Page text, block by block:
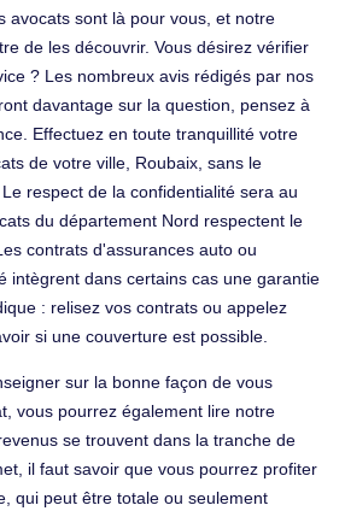
avocats sont là pour vous, et notre
de les découvrir. Vous désirez vérifier
? Les nombreux avis rédigés par nos
davantage sur la question, pensez à
Effectuez en toute tranquillité votre
de votre ville, Roubaix, sans le
respect de la confidentialité sera au
du département Nord respectent le
contrats d'assurances auto ou
intègrent dans certains cas une garantie
: relisez vos contrats ou appelez
si une couverture est possible.
sur la bonne façon de vous
vous pourrez également lire notre
se trouvent dans la tranche de
il faut savoir que vous pourrez profiter
qui peut être totale ou seulement